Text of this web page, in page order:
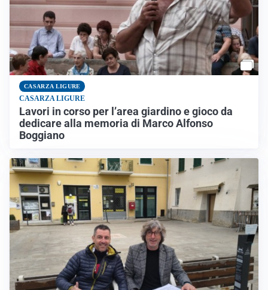
CASARZA LIGURE
CASARZA LIGURE
Lavori in corso per l’area giardino e gioco da
dedicare alla memoria di Marco Alfonso
Boggiano